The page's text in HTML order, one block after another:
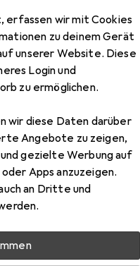
erfassen wir mit Cookies
zu deinem Gerät
unserer Website. Diese
Login und
zu ermöglichen.
wir diese Daten darüber
Angebote zu zeigen,
gezielte Werbung auf
Apps anzuzeigen.
an Dritte und
608 & CF Twin
MS
zum Produkt
MS aus der Kategorie